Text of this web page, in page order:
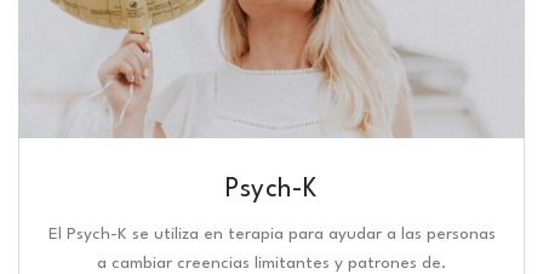
Psych-K
El Psych-K se utiliza en terapia para ayudar a las personas
a cambiar creencias limitantes y patrones de.